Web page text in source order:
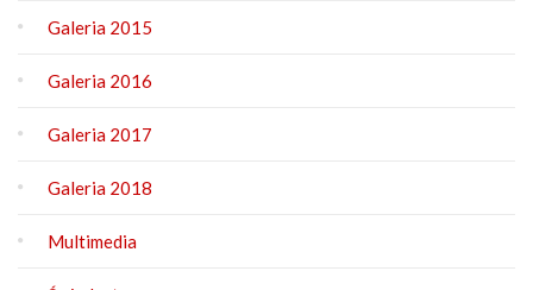
Galeria 2015
Galeria 2016
Galeria 2017
Galeria 2018
Multimedia